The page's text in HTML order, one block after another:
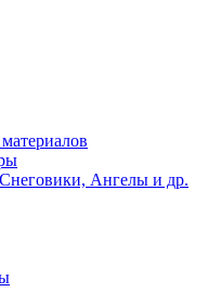
Ангелы и др.